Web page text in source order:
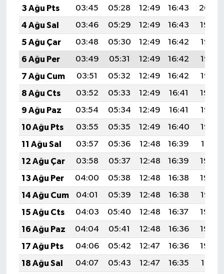
3 Ağu Pts
03:45 05:28 12:49 16:43
20:00
4 Ağu Sal
03:46 05:29 12:49 16:43
19:59
5 Ağu Çar
03:48 05:30 12:49 16:42
19:58
6 Ağu Per
03:49 05:31 12:49 16:42
19:57
7 Ağu Cum
03:51 05:32 12:49 16:42
19:56
8 Ağu Cts
03:52 05:33 12:49 16:41
19:54
9 Ağu Paz
03:54 05:34 12:49 16:41
19:53
10 Ağu Pts
03:55 05:35 12:49 16:40
19:52
11 Ağu Sal
03:57 05:36 12:48 16:39
19:51
12 Ağu Çar
03:58 05:37 12:48 16:39
19:49
13 Ağu Per
04:00 05:38 12:48 16:38
19:48
14 Ağu Cum
04:01 05:39 12:48 16:38
19:47
15 Ağu Cts
04:03 05:40 12:48 16:37
19:45
16 Ağu Paz
04:04 05:41 12:48 16:36
19:44
17 Ağu Pts
04:06 05:42 12:47 16:36
19:42
18 Ağu Sal
04:07 05:43 12:47 16:35
19:41